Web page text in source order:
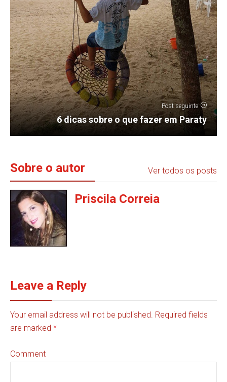
Post seguinte
6 dicas sobre o que fazer em Paraty
Sobre o autor Ver todos os posts
Priscila Correia
Leave a Reply
Your email address will not be published. Required fields
are marked *
Comment